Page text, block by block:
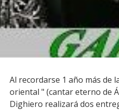
Facebook
Al recordarse 1 año más de
oriental " (cantar eterno de
Dighiero realizará dos